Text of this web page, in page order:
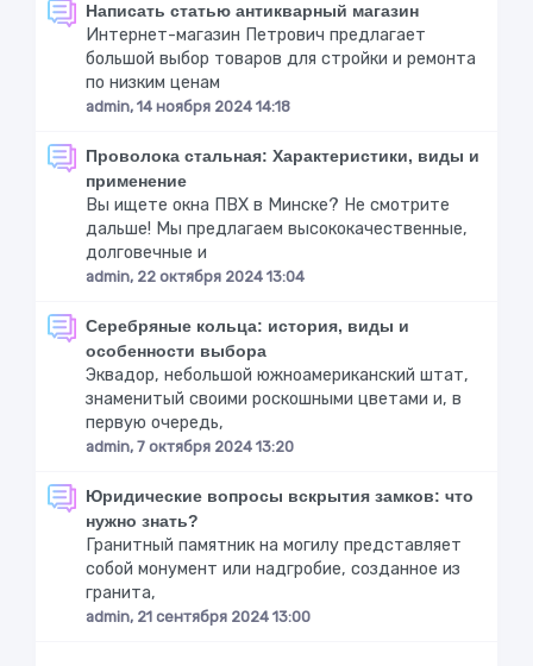
Написать статью антикварный магазин
Интернет-магазин Петрович предлагает
большой выбор товаров для стройки и ремонта
по низким ценам
admin, 14 ноября 2024 14:18
Проволока стальная: Характеристики, виды и
применение
Вы ищете окна ПВХ в Минске? Не смотрите
дальше! Мы предлагаем высококачественные,
долговечные и
admin, 22 октября 2024 13:04
Серебряные кольца: история, виды и
особенности выбора
Эквадор, небольшой южноамериканский штат,
знаменитый своими роскошными цветами и, в
первую очередь,
admin, 7 октября 2024 13:20
Юридические вопросы вскрытия замков: что
нужно знать?
Гранитный памятник на могилу представляет
собой монумент или надгробие, созданное из
гранита,
admin, 21 сентября 2024 13:00